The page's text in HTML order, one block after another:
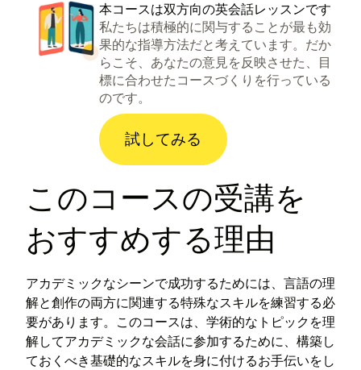
本コースは双方向の英会話レッスンです
私たちは積極的に関与することが最も効
果的な指導方法だと考えています。だか
らこそ、あなたの意見を反映させた、目
標に合わせたコースづくりを行っている
のです。
試してみる
このコースの受講を
おすすめする理由
アカデミックなシーンで成功するためには、言語の理
解と創作の両方に関連する特殊なスキルを練習する必
要があります。このコースは、学術的なトピックを理
解してアカデミックな会話に参加するために、構築し
ておくべき基礎的なスキルを身に付けるお手伝いをし